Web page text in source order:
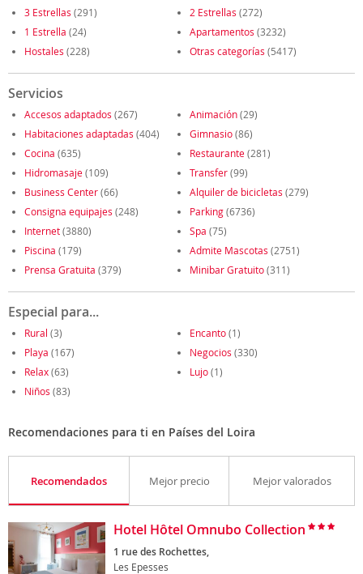
3 Estrellas (291) 2 Estrellas (272)
1 Estrella (24) Apartamentos (3232)
Hostales (228) Otras categorías (5417)
Servicios
Accesos adaptados (267) Animación(29)
Habitaciones adaptadas (404) Gimnasio(86)
Cocina (635) Restaurante(281)
Hidromasaje(109) Transfer(99)
Business Center(66) Alquiler de bicicletas (279)
Consigna equipajes (248) Parking(6736)
Internet(3880) Spa (75)
Piscina (179) Admite Mascotas (2751)
Prensa Gratuita (379) Minibar Gratuito(311)
Especial para...
Rural (3) Encanto(1)
Playa (167) Negocios (330)
Relax(63) Lujo(1)
Niños (83)
Recomendaciones para ti en Países del Loira
Recomendados Mejor precio Mejor valorados
Hotel Hôtel Omnubo Collection
1 rue des Rochettes,
Les Epesses